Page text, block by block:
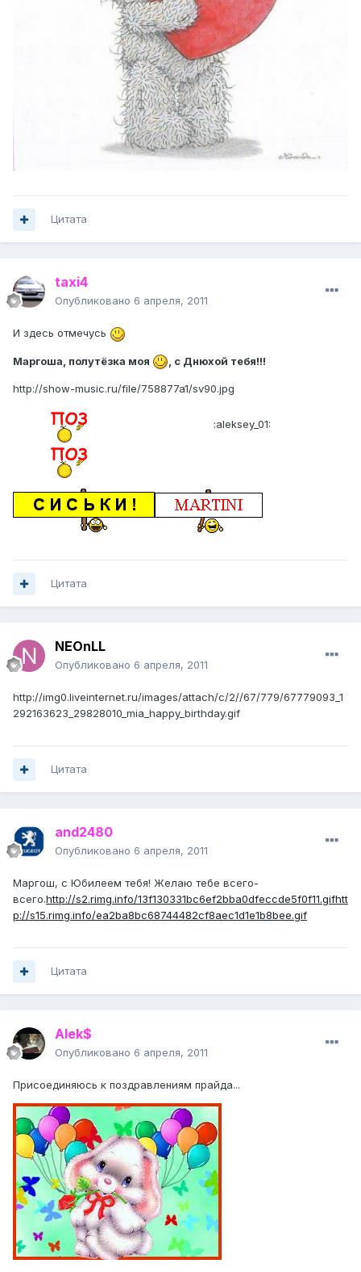
Цитата
taxi4
Опубликовано 6 апреля, 2011
И здесь отмечусь
Маргоша, полутёзка моя , с Днюхой тебя!!!
http://show-music.ru/file/758877a1/sv90.jpg
:aleksey_01:
Цитата
NEOnLL
Опубликовано 6 апреля, 2011
http://img0.liveinternet.ru/images/attach/c/2//67/779/67779093_1
292163623_29828010_mia_happy_birthday.gif
Цитата
and2480
Опубликовано 6 апреля, 2011
Маргош, с Юбилеем тебя! Желаю тебе всего-
всего.http://s2.rimg.info/13f130331bc6ef2bba0dfeccde5f0f11.gifhtt
p://s15.rimg.info/ea2ba8bc68744482cf8aec1d1e1b8bee.gif
Цитата
Alek$
Опубликовано 6 апреля, 2011
Присоединяюсь к поздравлениям прайда...